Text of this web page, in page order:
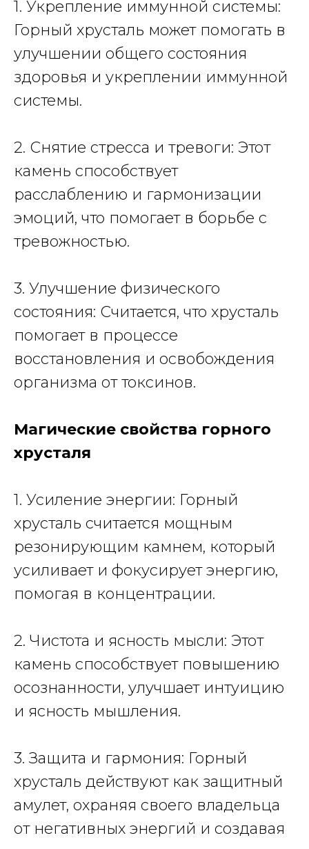
1. Укрепление иммунной системы:
Горный хрусталь может помогать в
улучшении общего состояния
здоровья и укреплении иммунной
системы.
2. Снятие стресса и тревоги: Этот
камень способствует
расслаблению и гармонизации
эмоций, что помогает в борьбе с
тревожностью.
3. Улучшение физического
состояния: Считается, что хрусталь
помогает в процессе
восстановления и освобождения
организма от токсинов.
Магические свойства горного
хрусталя
1. Усиление энергии: Горный
хрусталь считается мощным
резонирующим камнем, который
усиливает и фокусирует энергию,
помогая в концентрации.
2. Чистота и ясность мысли: Этот
камень способствует повышению
осознанности, улучшает интуицию
и ясность мышления.
3. Защита и гармония: Горный
хрусталь действуют как защитный
амулет, охраняя своего владельца
от негативных энергий и создавая